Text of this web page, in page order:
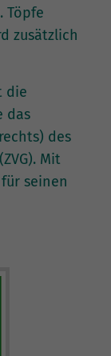
Töpfe
zusätzlich
die
das
des
Mit
seinen